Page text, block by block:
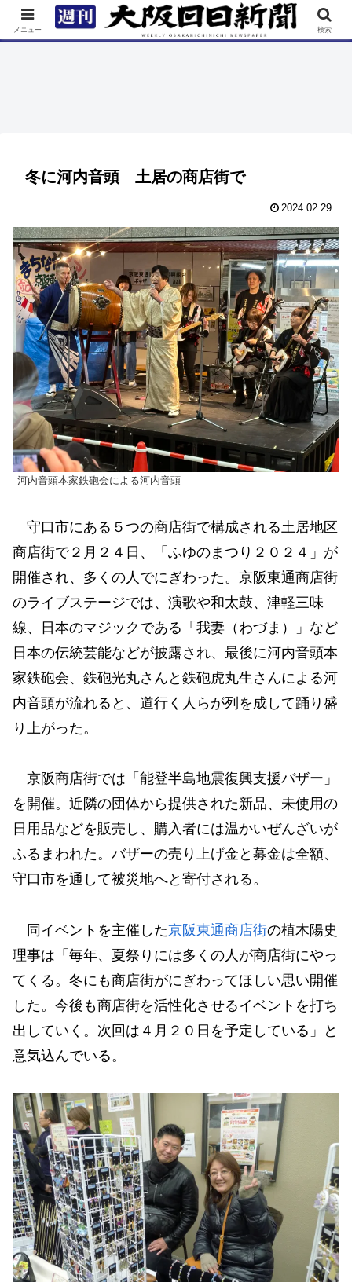
TOP 特集 ニュース 連載 街ネタ イベント
冬に河内音頭 土居の商店街で
2024.02.29
河内音頭本家鉄砲会による河内音頭
守口市にある５つの商店街で構成される土居地区
商店街で２月２４日、「ふゆのまつり２０２４」が
開催され、多くの人でにぎわった。京阪東通商店街
のライブステージでは、演歌や和太鼓、津軽三味
線、日本のマジックである「我妻（わづま）」など
日本の伝統芸能などが披露され、最後に河内音頭本
家鉄砲会、鉄砲光丸さんと鉄砲虎丸生さんによる河
内音頭が流れると、道行く人らが列を成して踊り盛
り上がった。
京阪商店街では「能登半島地震復興支援バザー」
を開催。近隣の団体から提供された新品、未使用の
日用品などを販売し、購入者には温かいぜんざいが
ふるまわれた。バザーの売り上げ金と募金は全額、
守口市を通して被災地へと寄付される。
同イベントを主催した京阪東通商店街の植木陽史
理事は「毎年、夏祭りには多くの人が商店街にやっ
てくる。冬にも商店街がにぎわってほしい思い開催
した。今後も商店街を活性化させるイベントを打ち
出していく。次回は４月２０日を予定している」と
意気込んでいる。
メニュー 検索